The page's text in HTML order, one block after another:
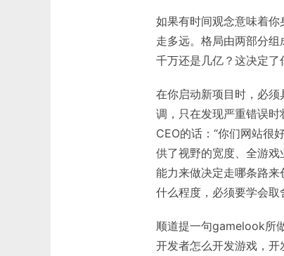
如果有时间观念意味着你
走多远。格局由两部分
千万还是几亿？这决定
在你启动新项目时，必
调，只在发现严重错误
CEO的话：“你们网站很
供了视野的宽度、全游
能力来做决定走哪条路
什么程度，必须要学会取
顺道提一句gamelook所
开发者怎么开发游戏，